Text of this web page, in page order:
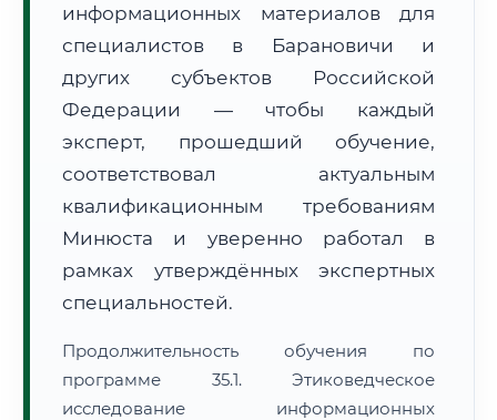
📜 Документы и аккредитация ФИС ФРДО
🔍Нажмите на документ для увеличения и просмотра
информационных материалов для
специалистов в Барановичи и
других субъектов Российской
Федерации — чтобы каждый
эксперт, прошедший обучение,
соответствовал актуальным
квалификационным требованиям
Минюста и уверенно работал в
рамках утверждённых экспертных
специальностей.
Продолжительность обучения по
программе 35.1. Этиковедческое
исследование информационных